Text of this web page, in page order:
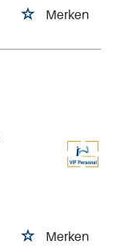
Merken
Merken